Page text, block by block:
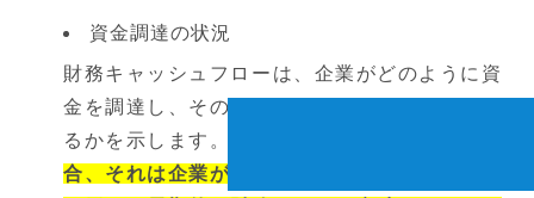
資金調達の状況
財務キャッシュフローは、企業がどのように資
金を調達し、その資金をどのように使用してい
るかを示します。
合、それは企業が外部資本に依存していること